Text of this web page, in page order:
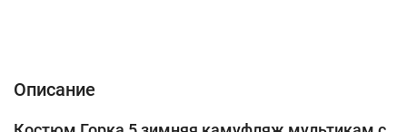
Описание